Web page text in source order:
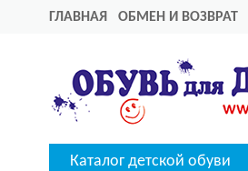
ГЛАВНАЯ ОБМЕН И ВОЗВРАТ
Каталог детской обуви